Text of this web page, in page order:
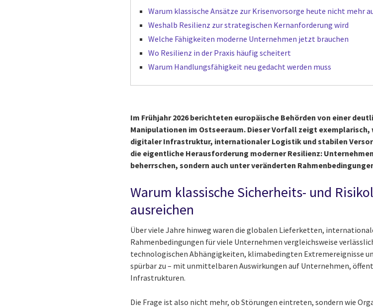
Warum klassische Ansätze zur Krisenvorsorge heute nicht mehr
Weshalb Resilienz zur strategischen Kernanforderung wird
Welche Fähigkeiten moderne Unternehmen jetzt brauchen
Wo Resilienz in der Praxis häufig scheitert
Warum Handlungsfähigkeit neu gedacht werden muss
Im Frühjahr 2026 berichteten europäische Behörden von einer
Manipulationen im Ostseeraum. Dieser Vorfall zeigt
digitaler Infrastruktur, internationaler Logistik und stabilen
die eigentliche Herausforderung moderner Resilienz:
beherrschen, sondern auch unter veränderten
Warum klassische Sicherheits- und
ausreichen
Über viele Jahre hinweg waren die globalen Lieferketten,
Rahmenbedingungen für viele Unternehmen vergleichsweise
technologischen Abhängigkeiten, klimabedingten Extremereignisse
spürbar zu – mit unmittelbaren Auswirkungen auf Unternehmen,
Infrastrukturen.
Die Frage ist also nicht mehr, ob Störungen eintreten, sondern wie